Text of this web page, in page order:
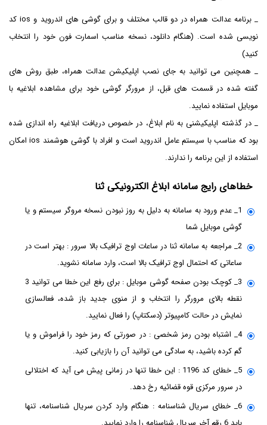
_ برنامه عدالت همراه در دو قالب مختلف و برای گوشی های اندروید و ios کد
نویسی شده است. (هنگام دانلود، نسخه مناسب اسمارت فون خود را انتخاب
کنید)
_ همچنین می توانید به جای نصب اپلیکیشن عدالت همراه، طبق روش های
گفته شده در قسمت های قبل، از مرورگر گوشی خود برای مشاهده ابلاغیه با
موبایل استفاده نمایید.
_ در گذشته اپلیکیشنی به نام ابلاغ، در خصوص دریافت ابلاغیه راه اندازی شده
بود که مناسب با سیستم عامل اندروید است و افراد با گوشی هوشمند ios امکان
استفاده از این برنامه را ندارند.
خطاهای رایج سامانه ابلاغ الکترونیکی ثنا
1_ عدم ورود به سامانه به دلیل به روز نبودن نسخه مروگر سیستم و یا
گوشی موبایل شما
2_ مراجعه به سامانه ثنا در ساعات اوج ترافیک بالا سرور : بهتر است در
ساعاتی که احتمال اوج ترافیک بالا است، وارد سامانه نشوید.
3_ کوچک بودن صفحه گوشی موبایل : برای رفع این خطا می توانید 3
نقطه بالای مرورگر را انتخاب و از منوی جدید باز شده، فعالسازی
نمایش در حالت کامپیوتر (دسکتاپ) را فعال نمایید.
4_ اشتباه بودن رمز شخصی : در صورتی که رمز خود را فراموش و یا
گم کرده باشید، به سادگی می توانید آن را بازیابی کنید.
5_ خطای کد 1196 : این خطا تنها در زمانی پیش می آید که اختلالی
در سرور مرکزی قوه قضائیه رخ دهد.
6_ خطای سریال شناسنامه : هنگام وارد کردن سریال شناسنامه، تنها